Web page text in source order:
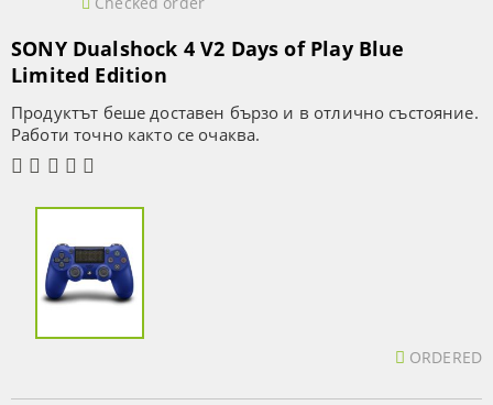
SONY Dualshock 4 V2 Days of Play Blue
Limited Edition
Продуктът беше доставен бързо и в отлично състояние.
Работи точно както се очаква.
ORDERED